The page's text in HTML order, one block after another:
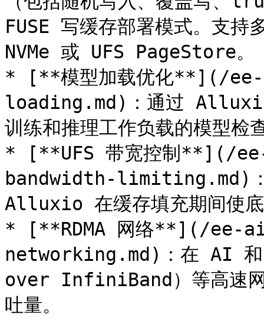
FUSE 写缓存部署模式。支
NVMe 或 UFS PageStore。
* [**模型加载优化**](/
loading.md)：通过 Alluxio
训练和推理工作负载的模型检
* [**UFS 带宽控制**](/
bandwidth-limiting.md)：
Alluxio 在缓存填充期间使底
* [**RDMA 网络**](/ee-
networking.md)：在 AI 和
over InfiniBand）等高速